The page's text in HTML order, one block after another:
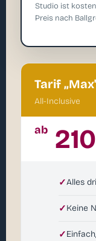
Studio ist
Preis nach
Tarif
All-Inclusive
ab
✓Alles
✓Keine
✓